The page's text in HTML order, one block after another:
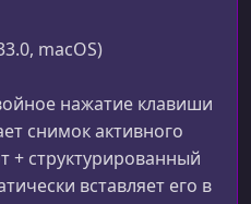
macOS)
нажатие клавиши
снимок активного
+ структурированный
вставляет его в